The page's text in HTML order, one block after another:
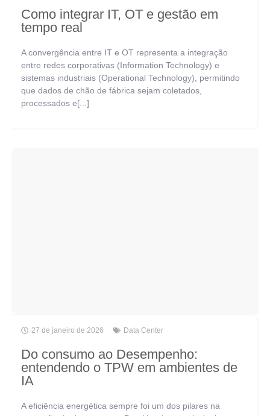
Como integrar IT, OT e gestão em
tempo real
A convergência entre IT e OT representa a integração
entre redes corporativas (Information Technology) e
sistemas industriais (Operational Technology), permitindo
que dados de chão de fábrica sejam coletados,
processados e[...]
27 de janeiro de 2026 Data Center
Do consumo ao Desempenho:
entendendo o TPW em ambientes de
IA
A eficiência energética sempre foi um dos pilares na